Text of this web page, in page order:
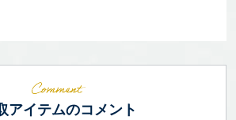
アイテムのコメント